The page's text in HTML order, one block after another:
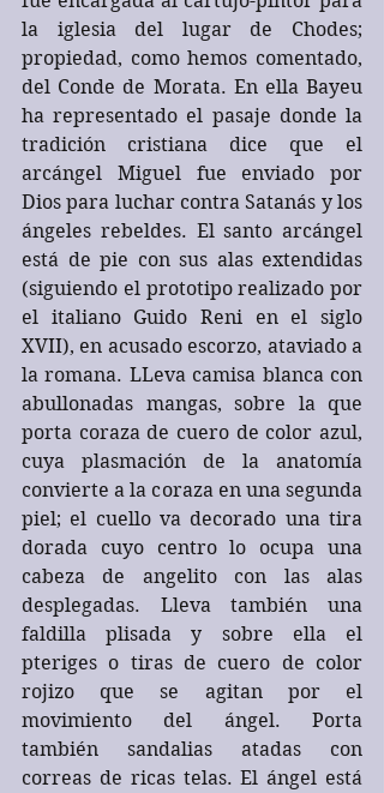
la iglesia del lugar de Chodes;
propiedad, como hemos comentado,
del Conde de Morata. En ella Bayeu
ha representado el pasaje donde la
tradición cristiana dice que el
arcángel Miguel fue enviado por
Dios para luchar contra Satanás y los
ángeles rebeldes. El santo arcángel
está de pie con sus alas extendidas
(siguiendo el prototipo realizado por
el italiano Guido Reni en el siglo
XVII), en acusado escorzo, ataviado a
la romana. LLeva camisa blanca con
abullonadas mangas, sobre la que
porta coraza de cuero de color azul,
cuya plasmación de la anatomía
convierte a la coraza en una segunda
piel; el cuello va decorado una tira
dorada cuyo centro lo ocupa una
cabeza de angelito con las alas
desplegadas. Lleva también una
faldilla plisada y sobre ella el
pteriges o tiras de cuero de color
rojizo que se agitan por el
movimiento del ángel. Porta
también sandalias atadas con
correas de ricas telas. El ángel está